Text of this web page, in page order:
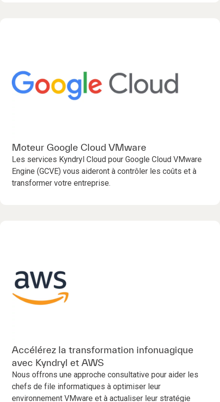
Moteur Google Cloud VMware
Les services Kyndryl Cloud pour Google Cloud VMware
Engine (GCVE) vous aideront à contrôler les coûts et à
transformer votre entreprise.
Accélérez la transformation infonuagique
avec Kyndryl et AWS
Nous offrons une approche consultative pour aider les
chefs de file informatiques à optimiser leur
environnement VMware et à actualiser leur stratégie